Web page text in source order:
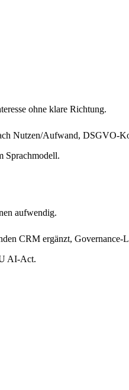
ohne klare Richtung.
Nutzen/Aufwand, DSGVO-
Sprachmodell.
aufwendig.
CRM ergänzt,
AI-Act.